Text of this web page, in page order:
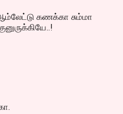
கணக்கா சும்மா